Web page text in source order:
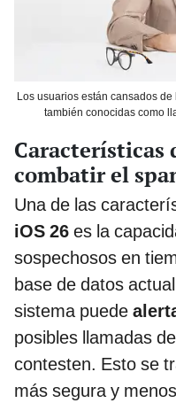
Los usuarios están cansados
también conocidas como
Características
combatir el
Una de las
iOS 26 es la
sospechosos en
base de datos
sistema puede
posibles llamadas
contesten. Esto se
más segura y